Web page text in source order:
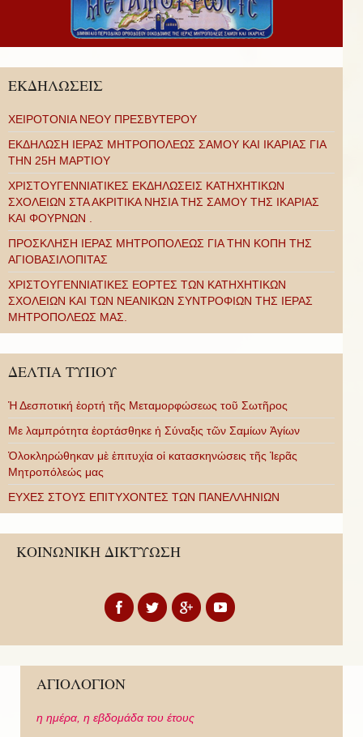
ΕΚΔΗΛΩΣΕΙΣ
ΧΕΙΡΟΤΟΝΙΑ ΝΕΟΥ ΠΡΕΣΒΥΤΕΡΟΥ
ΕΚΔΗΛΩΣΗ ΙΕΡΑΣ ΜΗΤΡΟΠΟΛΕΩΣ ΣΑΜΟΥ ΚΑΙ ΙΚΑΡΙΑΣ ΓΙΑ
ΤΗΝ 25Η ΜΑΡΤΙΟΥ
ΧΡΙΣΤΟΥΓΕΝΝΙΑΤΙΚΕΣ ΕΚΔΗΛΩΣΕΙΣ ΚΑΤΗΧΗΤΙΚΩΝ
ΣΧΟΛΕΙΩΝ ΣΤΑ ΑΚΡΙΤΙΚΑ ΝΗΣΙΑ ΤΗΣ ΣΑΜΟΥ ΤΗΣ ΙΚΑΡΙΑΣ
ΚΑΙ ΦΟΥΡΝΩΝ .
ΠΡΟΣΚΛΗΣΗ ΙΕΡΑΣ ΜΗΤΡΟΠΟΛΕΩΣ ΓΙΑ ΤΗΝ ΚΟΠΗ ΤΗΣ
ΑΓΙΟΒΑΣΙΛΟΠΙΤΑΣ
ΧΡΙΣΤΟΥΓΕΝΝΙΑΤΙΚΕΣ ΕΟΡΤΕΣ ΤΩΝ ΚΑΤΗΧΗΤΙΚΩΝ
ΣΧΟΛΕΙΩΝ ΚΑΙ ΤΩΝ ΝΕΑΝΙΚΩΝ ΣΥΝΤΡΟΦΙΩΝ ΤΗΣ ΙΕΡΑΣ
ΜΗΤΡΟΠΟΛΕΩΣ ΜΑΣ.
ΔΕΛΤΙΑ ΤΥΠΟΥ
Ἡ Δεσποτική ἑορτή τῆς Μεταμορφώσεως τοῦ Σωτῆρος
Με λαμπρότητα ἑορτάσθηκε ἡ Σύναξις τῶν Σαμίων Ἁγίων
Ὁλοκληρώθηκαν μὲ ἐπιτυχία οἱ κατασκηνώσεις τῆς Ἱερᾶς
Μητροπόλεώς μας
ΕΥΧΕΣ ΣΤΟΥΣ ΕΠΙΤΥΧΟΝΤΕΣ ΤΩΝ ΠΑΝΕΛΛΗΝΙΩΝ
ΚΟΙΝΩΝΙΚΗ ΔΙΚΤΥΩΣΗ
ΑΓΙΟΛΟΓΙΟΝ
η ημέρα, η εβδομάδα του έτους